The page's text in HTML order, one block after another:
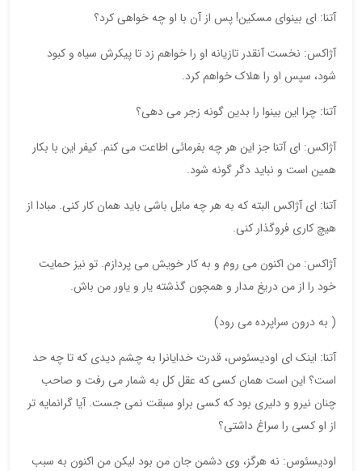
آتنا: ای بینوای مسکین! پس از آن با او چه خواهی کرد؟
آژاکس: نخست آنقدر تازیانه او را خواهم زد تا پیکرش سیاه و کبود
شود، سپس او را هلاک خواهم کرد.
آتنا: چرا این بینوا را بدین گونه زجر می دهی؟
آژاکس: ای آتنا جز این هر چه بفرمائی اطاعت می کنم. کیفر این با بکار
همین است و نباید دگر گونه شود.
آتنا: ای آژاکس البته که به هر چه مایل باشی باید همان کار کنی. مبادا از
هیچ کاری فروگذار کنی.
آژاکس: من اکنون می روم و به کار خویش می پردازم. تو نیز حمایت
خود را از من دریغ مدار و همچون گذشته یار و یاور من باش.
( به درون سراپرده می رود)
آتنا: اینک ای اودیسئوس، قدرت خدایانرا به چشم دیدی که تا چه حد
است؟ این است همان کسی که عقل کل به شمار می رفت و صاحب
چنان نیرو و دلیری بود که کسی براو سبقت نمی جست. آیا گرانمایه تر
از او کسی را سراغ داشتی؟
اودیسئوس: نه هرگز، وی دشمن جان من بود لیکن من اکنون به سبب